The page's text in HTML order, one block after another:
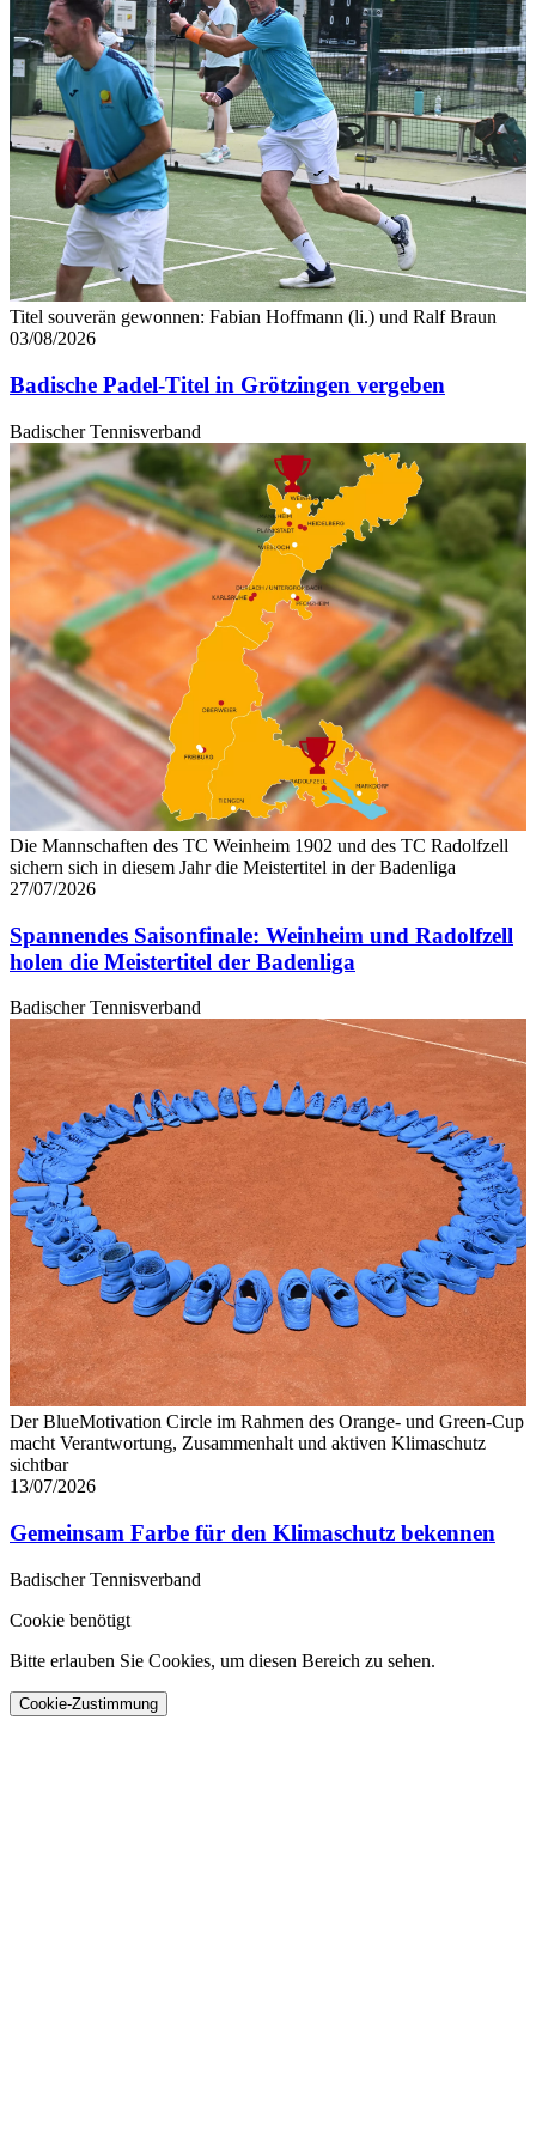
Titel souverän gewonnen: Fabian Hoffmann (li.) und Ralf Braun
03/08/2026
Badische Padel-Titel in Grötzingen vergeben
Badischer Tennisverband
Die Mannschaften des TC Weinheim 1902 und des TC Radolfzell
sichern sich in diesem Jahr die Meistertitel in der Badenliga
27/07/2026
Spannendes Saisonfinale: Weinheim und Radolfzell
holen die Meistertitel der Badenliga
Badischer Tennisverband
Der BlueMotivation Circle im Rahmen des Orange- und Green-Cup
macht Verantwortung, Zusammenhalt und aktiven Klimaschutz
sichtbar
13/07/2026
Gemeinsam Farbe für den Klimaschutz bekennen
Badischer Tennisverband
Cookie benötigt
Bitte erlauben Sie Cookies, um diesen Bereich zu sehen.
Cookie-Zustimmung